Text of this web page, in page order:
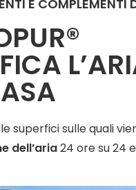
E COMPLEMENTI
superfici sulle quali
dell’aria24 ore su 24 e